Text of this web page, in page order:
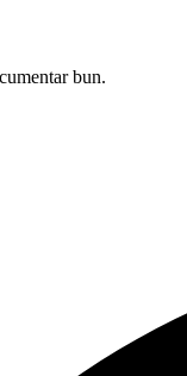
bun.